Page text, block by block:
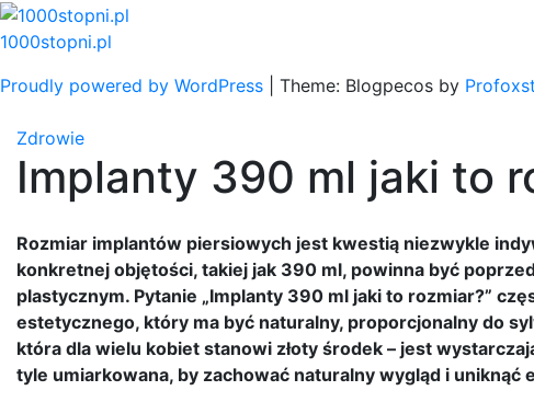
Skip
to
1000stopni.pl
Proudly powered by WordPress
Theme: Blogpecos by
Zdrowie
Implanty 390 ml jaki to
Rozmiar implantów piersiowych jest kwestią niezwykle
konkretnej objętości, takiej jak 390 ml, powinna być
plastycznym. Pytanie „Implanty 390 ml jaki to rozmiar?”
estetycznego, który ma być naturalny, proporcjonalny do
która dla wielu kobiet stanowi złoty środek – jest
tyle umiarkowana, by zachować naturalny wygląd i uniknąć